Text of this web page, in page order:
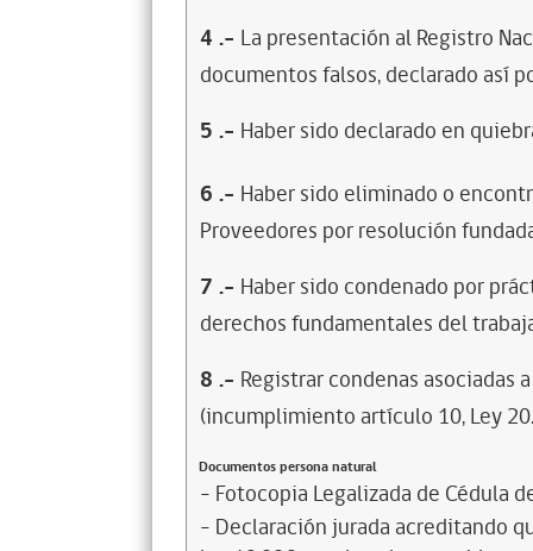
4 .- La presentación al Registro
documentos falsos, declarado así
5 .- Haber sido declarado en
6 .- Haber sido eliminado o
Proveedores por resolución
7 .- Haber sido condenado por
derechos fundamentales del
8 .- Registrar condenas asociadas
(incumplimiento artículo 10, Ley
Documentos persona natural
- Fotocopia Legalizada de Cédula
- Declaración jurada acreditando